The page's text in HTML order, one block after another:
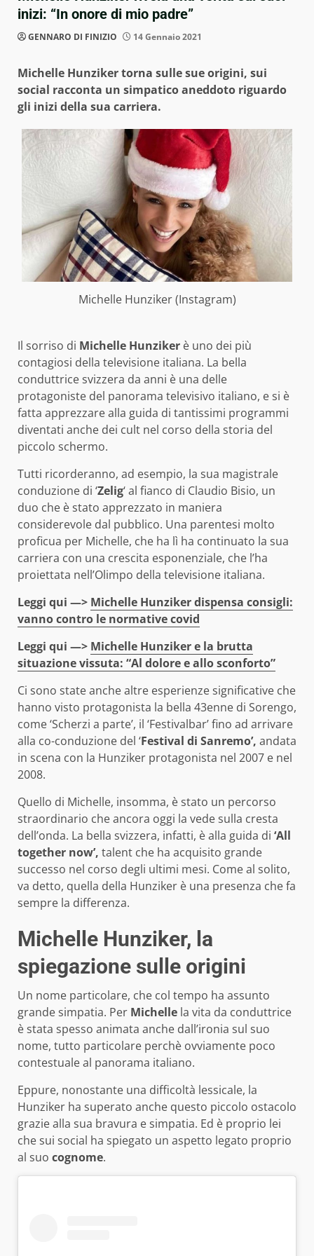
inizi: “In onore di mio padre”
GENNARO DI FINIZIO 14 Gennaio 2021
Michelle Hunziker torna sulle sue origini, sui
social racconta un simpatico aneddoto riguardo
gli inizi della sua carriera.
Michelle Hunziker (Instagram)
Il sorriso di Michelle Hunziker è uno dei più
contagiosi della televisione italiana. La bella
conduttrice svizzera da anni è una delle
protagoniste del panorama televisivo italiano, e si è
fatta apprezzare alla guida di tantissimi programmi
diventati anche dei cult nel corso della storia del
piccolo schermo.
Tutti ricorderanno, ad esempio, la sua magistrale
conduzione di ‘Zelig‘ al fianco di Claudio Bisio, un
duo che è stato apprezzato in maniera
considerevole dal pubblico. Una parentesi molto
proficua per Michelle, che ha lì ha continuato la sua
carriera con una crescita esponenziale, che l’ha
proiettata nell’Olimpo della televisione italiana.
Leggi qui —> Michelle Hunziker dispensa consigli:
vanno contro le normative covid
Leggi qui —> Michelle Hunziker e la brutta
situazione vissuta: “Al dolore e allo sconforto”
Ci sono state anche altre esperienze significative che
hanno visto protagonista la bella 43enne di Sorengo,
come ‘Scherzi a parte’, il ‘Festivalbar’ fino ad arrivare
alla co-conduzione del ‘Festival di Sanremo’, andata
in scena con la Hunziker protagonista nel 2007 e nel
2008.
Quello di Michelle, insomma, è stato un percorso
straordinario che ancora oggi la vede sulla cresta
dell’onda. La bella svizzera, infatti, è alla guida di ‘All
together now’, talent che ha acquisito grande
successo nel corso degli ultimi mesi. Come al solito,
va detto, quella della Hunziker è una presenza che fa
sempre la differenza.
Michelle Hunziker, la
spiegazione sulle origini
Un nome particolare, che col tempo ha assunto
grande simpatia. Per Michelle la vita da conduttrice
è stata spesso animata anche dall’ironia sul suo
nome, tutto particolare perchè ovviamente poco
contestuale al panorama italiano.
Eppure, nonostante una difficoltà lessicale, la
Hunziker ha superato anche questo piccolo ostacolo
grazie alla sua bravura e simpatia. Ed è proprio lei
che sui social ha spiegato un aspetto legato proprio
al suo cognome.